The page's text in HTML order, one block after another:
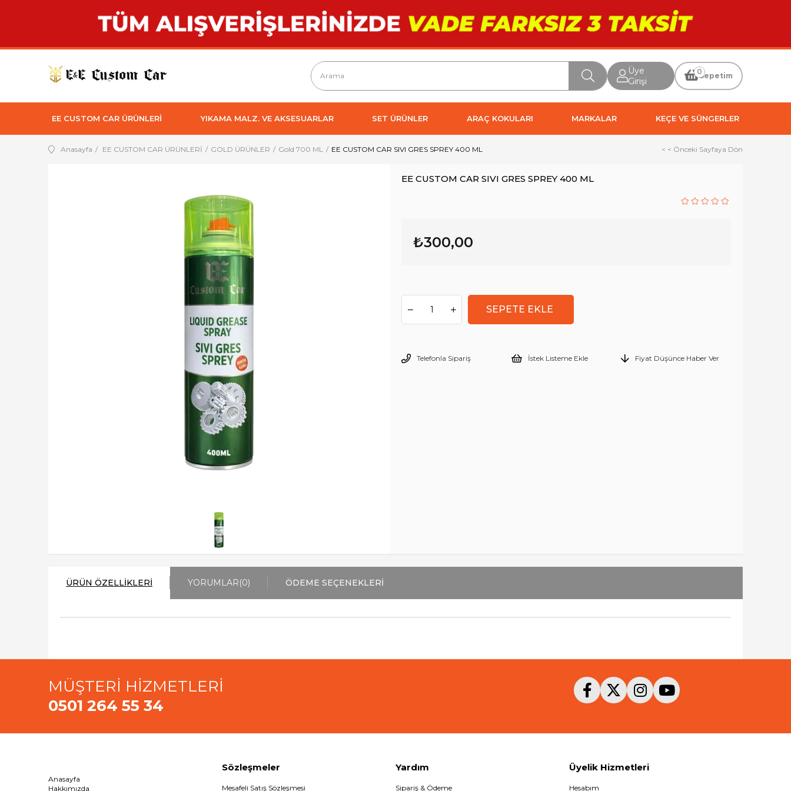
Üye
Girişi
Sepetim
0
EE CUSTOM CAR ÜRÜNLERİ YIKAMA MALZ. VE AKSESUARLAR SET ÜRÜNLER ARAÇ KOKULARI MARKALAR KEÇE VE SÜNGERLER
Anasayfa EE CUSTOM CAR ÜRÜNLERİ GOLD ÜRÜNLER Gold 700 ML EE CUSTOM CAR SIVI GRES SPREY 400 ML < < Önceki Sayfaya Dön
EE CUSTOM CAR SIVI GRES SPREY 400 ML
₺300,00
Telefonla Sipariş İstek Listeme Ekle Fiyat Düşünce Haber Ver
ÜRÜN ÖZELLIKLERI YORUMLAR(0) ÖDEME SEÇENEKLERI
MÜŞTERİ HİZMETLERİ
0501 264 55 34
Anasayfa
Hakkımızda
Sözleşmeler
Mesafeli Satış Sözleşmesi
Yardım
Sipariş & Ödeme
Üyelik Hizmetleri
Hesabım